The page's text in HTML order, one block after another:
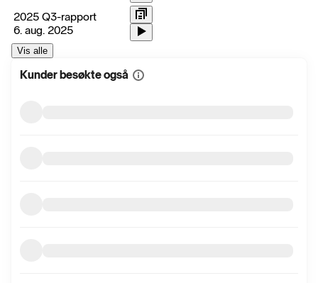
2025 Q3-rapport
6. aug. 2025
Vis alle
Kunder besøkte også Vis